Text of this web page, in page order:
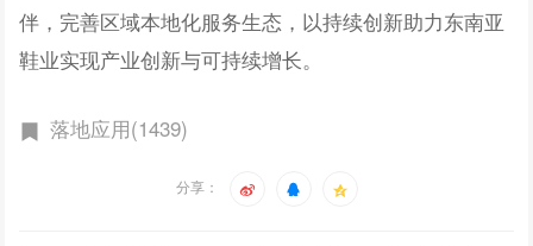
伴，完善区域本地化服务生态，以持续创新助力东南亚
鞋业实现产业创新与可持续增长。
落地应用(1439)
分享：